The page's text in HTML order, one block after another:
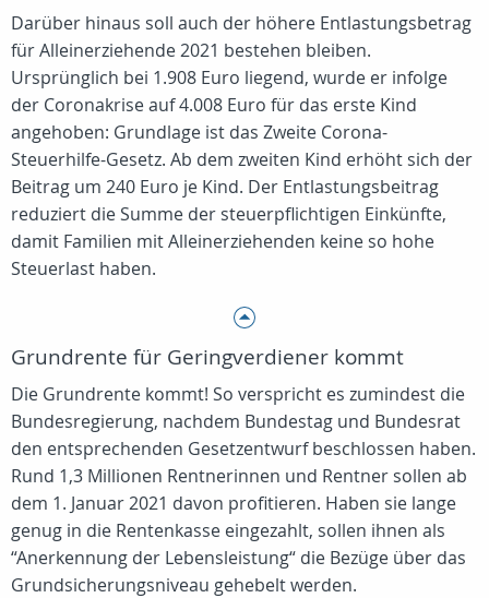
Darüber hinaus soll auch der höhere Entlastungsbetrag
für Alleinerziehende 2021 bestehen bleiben.
Ursprünglich bei 1.908 Euro liegend, wurde er infolge
der Coronakrise auf 4.008 Euro für das erste Kind
angehoben: Grundlage ist das Zweite Corona-
Steuerhilfe-Gesetz. Ab dem zweiten Kind erhöht sich der
Beitrag um 240 Euro je Kind. Der Entlastungsbeitrag
reduziert die Summe der steuerpflichtigen Einkünfte,
damit Familien mit Alleinerziehenden keine so hohe
Steuerlast haben.
Grundrente für Geringverdiener kommt
Die Grundrente kommt! So verspricht es zumindest die
Bundesregierung, nachdem Bundestag und Bundesrat
den entsprechenden Gesetzentwurf beschlossen haben.
Rund 1,3 Millionen Rentnerinnen und Rentner sollen ab
dem 1. Januar 2021 davon profitieren. Haben sie lange
genug in die Rentenkasse eingezahlt, sollen ihnen als
“Anerkennung der Lebensleistung“ die Bezüge über das
Grundsicherungsniveau gehebelt werden.